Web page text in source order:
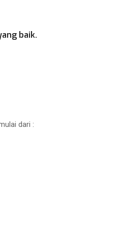
baik.
dari :